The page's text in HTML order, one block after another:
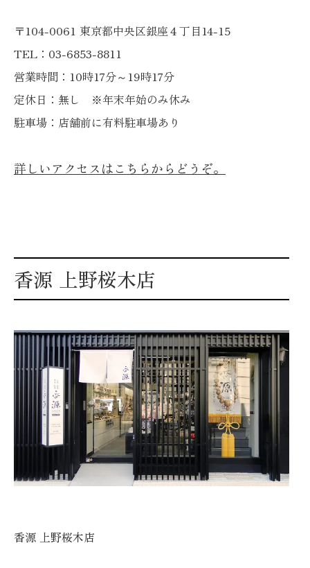
〒104-0061 東京都中央区銀座４丁目14-15
TEL：03-6853-8811
営業時間：10時17分～19時17分
定休日：無し ※年末年始のみ休み
駐車場：店舗前に有料駐車場あり
詳しいアクセスはこちらからどうぞ。
香源 上野桜木店
香源 上野桜木店